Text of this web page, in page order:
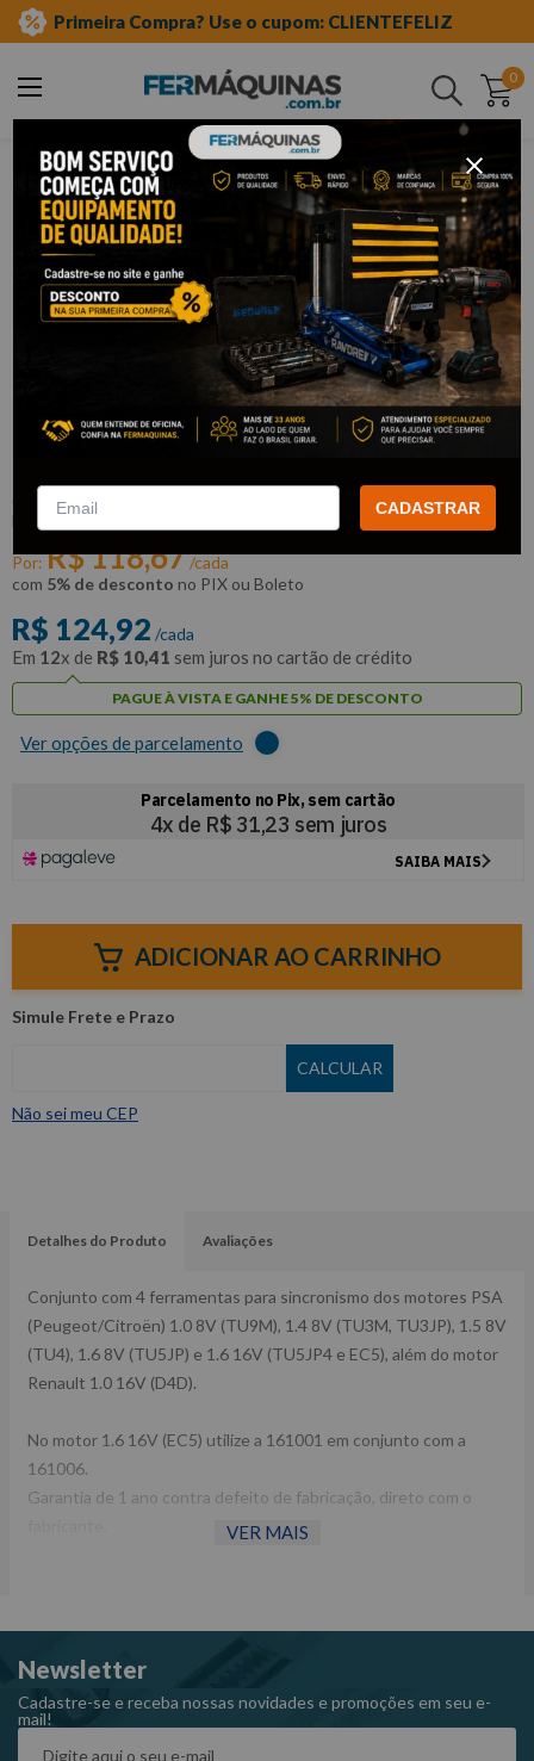
Primeira Compra? Use o cupom: CLIENTEFELIZ
0
Buscar
ferramentas automotivas especiais
linha peugeot
motor e câmbio
Conjunto p/ Sincronismo dos Motores
Peugeot e Citroën - RAVEN R161001
R161001
RAVEN
Por: R$118,67/cada
com 5% de desconto no PIX ou Boleto
R$ 124,92 /cada
Em 12x de R$ 10,41 sem juros no cartão de crédito
PAGUE À VISTA E GANHE 5% DE DESCONTO
Ver opções de parcelamento
ADICIONAR AO CARRINHO
Não sei meu CEP
Detalhes do Produto Avaliações
Conjunto com 4 ferramentas para sincronismo dos motores PSA
(Peugeot/Citroën) 1.0 8V (TU9M), 1.4 8V (TU3M, TU3JP), 1.5 8V
(TU4), 1.6 8V (TU5JP) e 1.6 16V (TU5JP4 e EC5), além do motor
Renault 1.0 16V (D4D).
No motor 1.6 16V (EC5) utilize a 161001 em conjunto com a
161006.
Garantia de 1 ano contra defeito de fabricação, direto com o
VER MAIS
Newsletter
Cadastre-se e receba nossas novidades e promoções em seu e-
mail!
CADASTRAR